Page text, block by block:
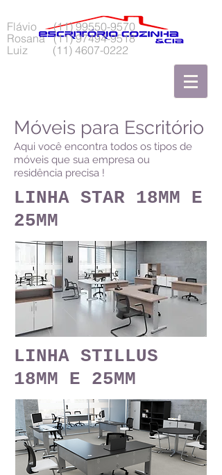
Flávio(11) 99550-9570
Rosana(11) 97494-9518
Luiz (11) 4607-0222
Móveis para Escritório
Aqui você encontra todos os tipos de
móveis que sua empresa ou
residência precisa !
LINHA STAR 18MM E
25MM
LINHA STILLUS
18MM E 25MM